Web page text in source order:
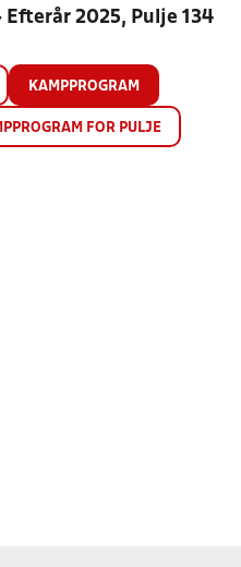
Efterår 2025, Pulje 134
KAMPPROGRAM
FOR PULJE